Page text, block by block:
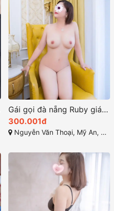
Gái gọi đà nẵng Ruby giá rẻ ngoan ngoãn
300.001đ
Nguyễn Văn Thoại, Mỹ An, Ngũ Hành Sơn, Đà Nẵng